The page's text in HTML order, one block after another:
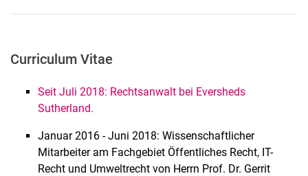
Dr. Carolin Gilga
Dr. Constantin Herfurth
Marcel Kohpeiß
Helmut Lurtz
Dr. Lea Rabe, LL.M. (EULISP)
Jana Schneider
Curriculum Vitae
Seit Juli 2018: Rechtsanwalt bei Eversheds
Sutherland.
Januar 2016 - Juni 2018: Wissenschaftlicher
Mitarbeiter am Fachgebiet Öffentliches Recht, IT-
Recht und Umweltrecht von Herrn Prof. Dr. Gerrit